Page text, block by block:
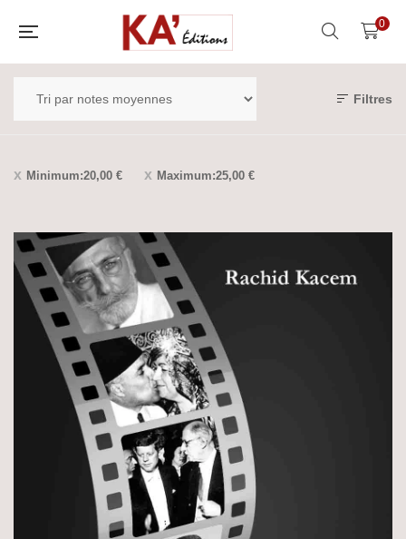
0
Filtres
Minimum:20,00 € Maximum:25,00 €